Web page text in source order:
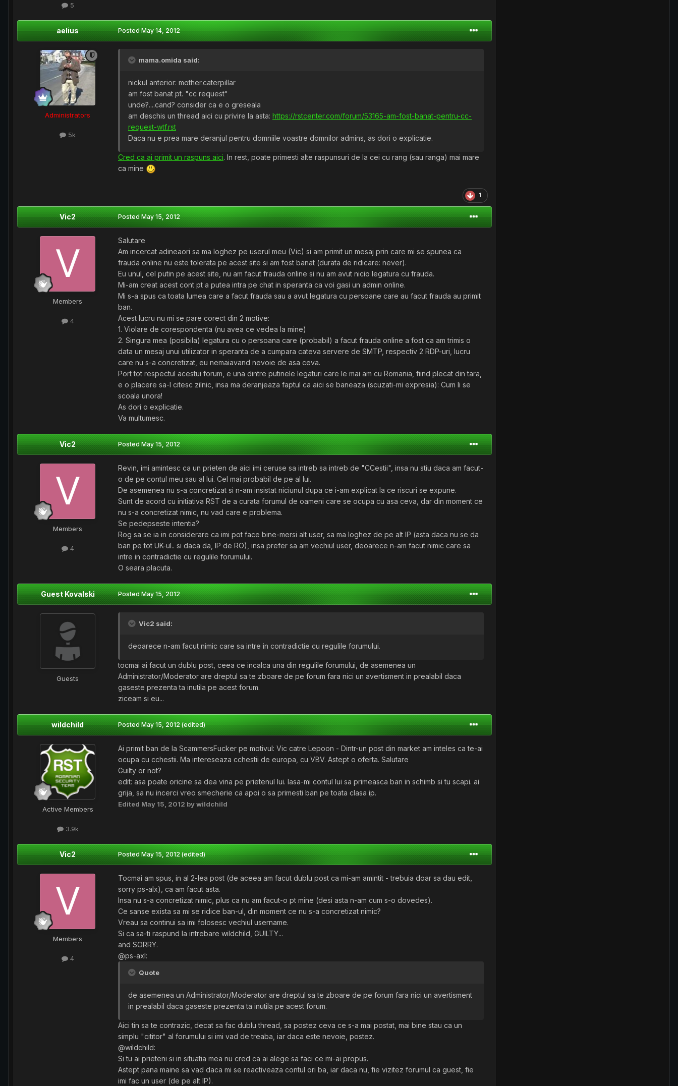
5
aelius
Administrators
5k
PostedMay 14, 2012
mama.omida said:
nickul anterior: mother.caterpillar
am fost banat pt. "cc request"
unde?....cand? consider ca e o greseala
am deschis un thread aici cu privire la asta: https://rstcenter.com/forum/53165-am-fost-banat-pentru-cc-
request-wtf.rst
Daca nu e prea mare deranjul pentru domniile voastre domnilor admins, as dori o explicatie.
Cred ca ai primit un raspuns aici. In rest, poate primesti alte raspunsuri de la cei cu rang (sau ranga) mai mare
ca mine
1
Vic2
Members
4
PostedMay 15, 2012
Salutare
Am incercat adineaori sa ma loghez pe userul meu (Vic) si am primit un mesaj prin care mi se spunea ca
frauda online nu este tolerata pe acest site si am fost banat (durata de ridicare: never).
Eu unul, cel putin pe acest site, nu am facut frauda online si nu am avut nicio legatura cu frauda.
Mi-am creat acest cont pt a putea intra pe chat in speranta ca voi gasi un admin online.
Mi s-a spus ca toata lumea care a facut frauda sau a avut legatura cu persoane care au facut frauda au primit
ban.
Acest lucru nu mi se pare corect din 2 motive:
1. Violare de corespondenta (nu avea ce vedea la mine)
2. Singura mea (posibila) legatura cu o persoana care (probabil) a facut frauda online a fost ca am trimis o
data un mesaj unui utilizator in speranta de a cumpara cateva servere de SMTP, respectiv 2 RDP-uri, lucru
care nu s-a concretizat, eu nemaiavand nevoie de asa ceva.
Port tot respectul acestui forum, e una dintre putinele legaturi care le mai am cu Romania, fiind plecat din tara,
e o placere sa-l citesc zilnic, insa ma deranjeaza faptul ca aici se baneaza (scuzati-mi expresia): Cum li se
scoala unora!
As dori o explicatie.
Va multumesc.
Vic2
Members
4
PostedMay 15, 2012
Revin, imi amintesc ca un prieten de aici imi ceruse sa intreb sa intreb de "CCestii", insa nu stiu daca am facut-
o de pe contul meu sau al lui. Cel mai probabil de pe al lui.
De asemenea nu s-a concretizat si n-am insistat niciunul dupa ce i-am explicat la ce riscuri se expune.
Sunt de acord cu initiativa RST de a curata forumul de oameni care se ocupa cu asa ceva, dar din moment ce
nu s-a concretizat nimic, nu vad care e problema.
Se pedepseste intentia?
Rog sa se ia in considerare ca imi pot face bine-mersi alt user, sa ma loghez de pe alt IP (asta daca nu se da
ban pe tot UK-ul.. si daca da, IP de RO), insa prefer sa am vechiul user, deoarece n-am facut nimic care sa
intre in contradictie cu regulile forumului.
O seara placuta.
Guest Kovalski
Guests
PostedMay 15, 2012
Vic2 said:
deoarece n-am facut nimic care sa intre in contradictie cu regulile forumului.
tocmai ai facut un dublu post, ceea ce incalca una din regulile forumului, de asemenea un
Administrator/Moderator are dreptul sa te zboare de pe forum fara nici un avertisment in prealabil daca
gaseste prezenta ta inutila pe acest forum.
ziceam si eu...
wildchild
Active Members
3.9k
PostedMay 15, 2012 (edited)
Ai primit ban de la ScammersFucker pe motivul: Vic catre Lepoon - Dintr-un post din market am inteles ca te-ai
ocupa cu cchestii. Ma intereseaza cchestii de europa, cu VBV. Astept o oferta. Salutare
Guilty or not?
edit: asa poate oricine sa dea vina pe prietenul lui. lasa-mi contul lui sa primeasca ban in schimb si tu scapi. ai
grija, sa nu incerci vreo smecherie ca apoi o sa primesti ban pe toata clasa ip.
Edited May 15, 2012 by wildchild
Vic2
Members
4
PostedMay 15, 2012 (edited)
Tocmai am spus, in al 2-lea post (de aceea am facut dublu post ca mi-am amintit - trebuia doar sa dau edit,
sorry ps-alx), ca am facut asta.
Insa nu s-a concretizat nimic, plus ca nu am facut-o pt mine (desi asta n-am cum s-o dovedes).
Ce sanse exista sa mi se ridice ban-ul, din moment ce nu s-a concretizat nimic?
Vreau sa continui sa imi folosesc vechiul username.
Si ca sa-ti raspund la intrebare wildchild, GUILTY...
and SORRY.
@ps-axl:
Quote
de asemenea un Administrator/Moderator are dreptul sa te zboare de pe forum fara nici un avertisment
in prealabil daca gaseste prezenta ta inutila pe acest forum.
Aici tin sa te contrazic, decat sa fac dublu thread, sa postez ceva ce s-a mai postat, mai bine stau ca un
simplu "cititor" al forumului si imi vad de treaba, iar daca este nevoie, postez.
@wildchild:
Si tu ai prieteni si in situatia mea nu cred ca ai alege sa faci ce mi-ai propus.
Astept pana maine sa vad daca mi se reactiveaza contul ori ba, iar daca nu, fie vizitez forumul ca guest, fie
imi fac un user (de pe alt IP).